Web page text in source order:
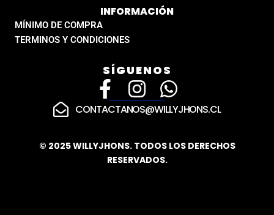
INFORMACIÓN
MÍNIMO DE COMPRA
TERMINOS Y CONDICIONES
SÍGUENOS
F
a
e
b
I
n
t
a
W
h
t
CONTACTANOS@WILLYJHONS.CL
© 2025 WILLYJHONS. TODOS LOS DERECHOS
RESERVADOS.